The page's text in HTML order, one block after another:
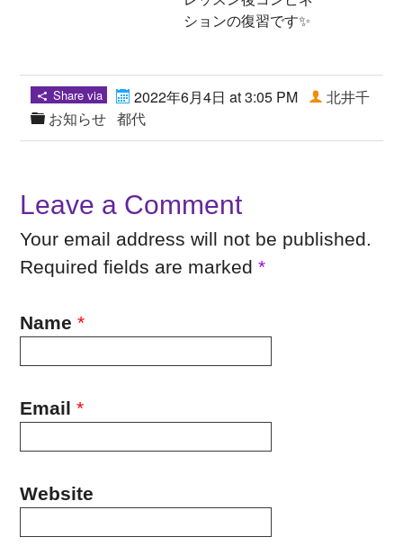
ションの復習です✨
Share via
2022年6月4日 at 3:05 PM
お知らせ
北井千
都代
Leave a Comment
Your email address will not be published.
Required fields are marked*
Name *
Email *
Website